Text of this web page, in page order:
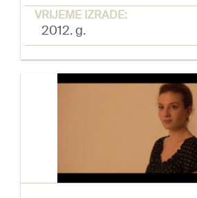
VRIJEME IZRADE:
2012. g.